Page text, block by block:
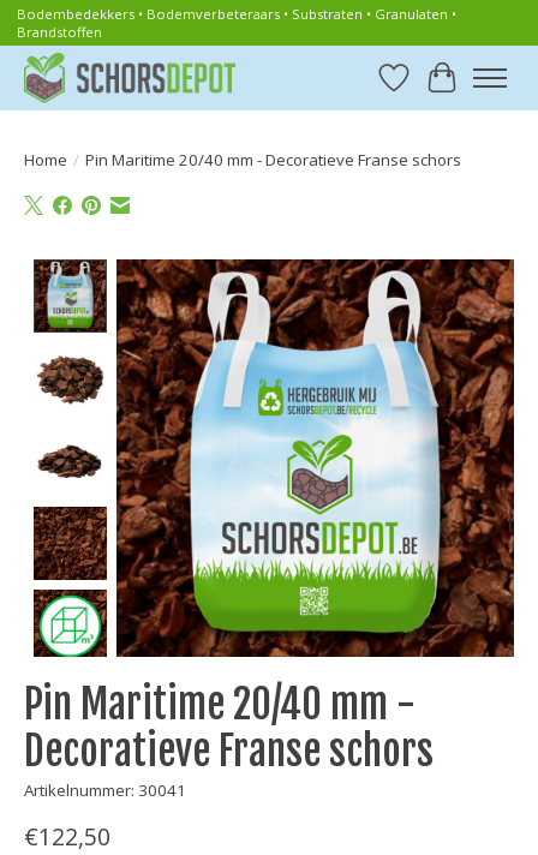
Bodembedekkers • Bodemverbeteraars • Substraten • Granulaten •
Brandstoffen
Verlanglijst
Home / Pin Maritime 20/40 mm - Decoratieve Franse schors
Product image slideshow Items
Pin Maritime 20/40 mm -
Decoratieve Franse schors
Artikelnummer: 30041
€122,50